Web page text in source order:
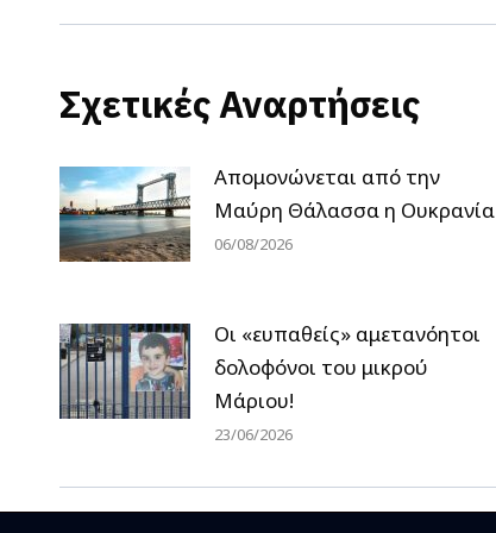
Σχετικές Αναρτήσεις
Απομονώνεται από την
Μαύρη Θάλασσα η Ουκρανία
06/08/2026
Οι «ευπαθείς» αμετανόητοι
δολοφόνοι του μικρού
Μάριου!
23/06/2026